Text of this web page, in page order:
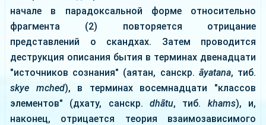
начале в парадоксальной форме относительно
фрагмента (2) повторяется отрицание
представлений о скандхах. Затем проводится
деструкция описания бытия в терминах двенадцати
"источников сознания" (аятан, санскр. āyatana, тиб.
skye mched), в терминах восемнадцати "классов
элементов" (дхату, санскр. dhātu, тиб. khams), и,
наконец, отрицается теория взаимозависимого